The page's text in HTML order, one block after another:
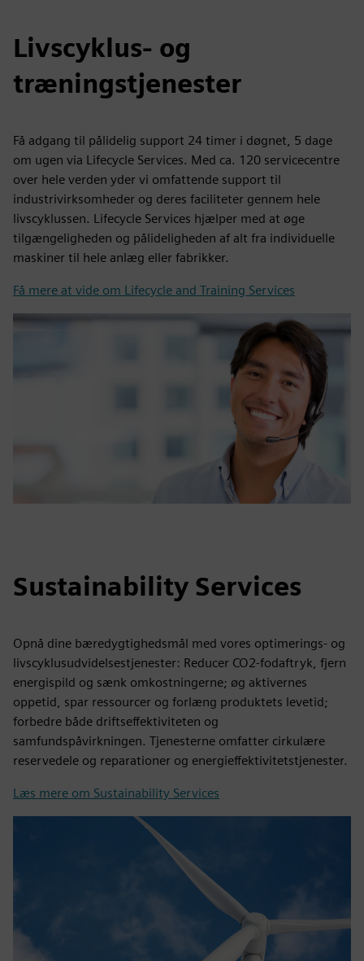
Livscyklus- og
træningstjenester
Få adgang til pålidelig support 24 timer i døgnet, 5 dage
om ugen via Lifecycle Services. Med ca. 120 servicecentre
over hele verden yder vi omfattende support til
industrivirksomheder og deres faciliteter gennem hele
livscyklussen. Lifecycle Services hjælper med at øge
tilgængeligheden og pålideligheden af alt fra individuelle
maskiner til hele anlæg eller fabrikker.
Få mere at vide om Lifecycle and Training Services
Sustainability Services
Opnå dine bæredygtighedsmål med vores optimerings- og
livscyklusudvidelsestjenester: Reducer CO2-fodaftryk, fjern
energispild og sænk omkostningerne; øg aktivernes
oppetid, spar ressourcer og forlæng produktets levetid;
forbedre både driftseffektiviteten og
samfundspåvirkningen. Tjenesterne omfatter cirkulære
reservedele og reparationer og energieffektivitetstjenester.
Læs mere om Sustainability Services